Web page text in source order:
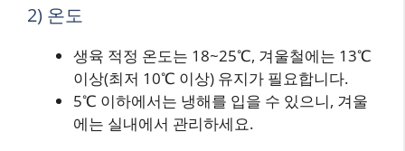
2) 온도
생육 적정 온도는 18~25℃, 겨울철에는 13℃
이상(최저 10℃ 이상) 유지가 필요합니다.
5℃ 이하에서는 냉해를 입을 수 있으니, 겨울
에는 실내에서 관리하세요.